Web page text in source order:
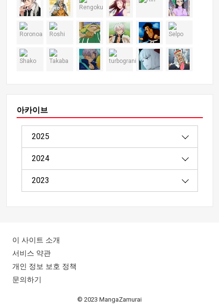
아카이브
2025
08/2025（1）
04/2025（2）
01/2025（8）
2024
12/2024（4）
09/2024（18）
08/2024（22）
2023
이 사이트 소개
서비스 약관
개인 정보 보호 정책
문의하기
© 2023 MangaZamurai